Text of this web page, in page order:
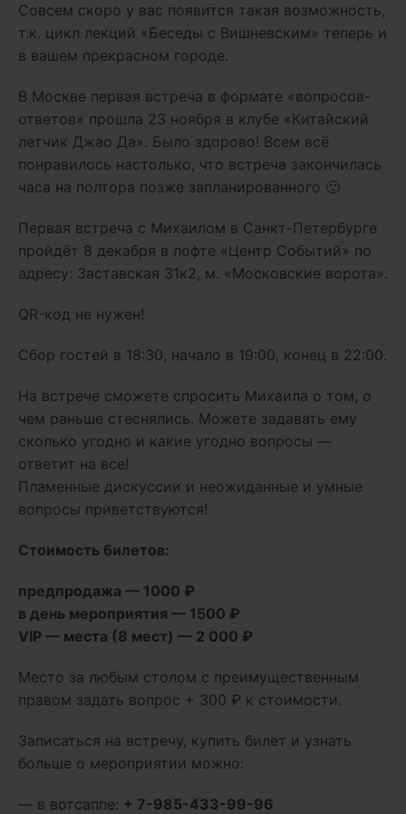
Совсем скоро у вас появится такая возможность,
т.к. цикл лекций «Беседы с Вишневским» теперь и
в вашем прекрасном городе.
В Москве первая встреча в формате «вопросов-
ответов» прошла 23 ноября в клубе «Китайский
летчик Джао Да». Было здорово! Всем всё
понравилось настолько, что встреча закончилась
часа на полтора позже запланированного 🙂
Первая встреча с Михаилом в Санкт-Петербурге
пройдёт 8 декабря в лофте «Центр Событий» по
адресу: Заставская 31к2, м. «Московские ворота».
QR-код не нужен!
Сбор гостей в 18:30, начало в 19:00, конец в 22:00.
На встрече сможете спросить Михаила о том, о
чем раньше стеснялись. Можете задавать ему
сколько угодно и какие угодно вопросы —
ответит на все!
Пламенные дискуссии и неожиданные и умные
вопросы приветствуются!
Стоимость билетов:
предпродажа — 1000 ₽
в день мероприятия — 1500 ₽
VIP — места (8 мест) — 2 000 ₽
Место за любым столом с преимущественным
правом задать вопрос + 300 ₽ к стоимости.
Записаться на встречу, купить билет и узнать
больше о мероприятии можно:
— в вотсаппе: + 7-985-433-99-96